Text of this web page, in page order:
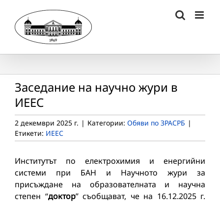
content
Заседание на научно жури в
ИЕЕС
2 декември 2025 г. | Категории: Обяви по ЗРАСРБ |
Етикети: ИЕЕС
Институтът по електрохимия и енергийни
системи при БАН и Научното жури за
присъждане на образователната и научна
степен “доктор” съобщават, че на 16.12.2025 г.